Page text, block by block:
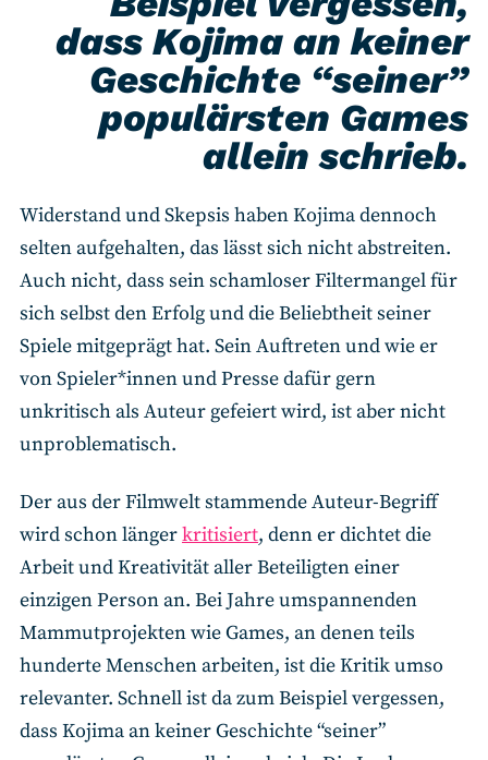
dass Kojima an keiner
Geschichte “seiner”
populärsten Games
allein schrieb.
Widerstand und Skepsis haben Kojima dennoch
selten aufgehalten, das lässt sich nicht abstreiten.
Auch nicht, dass sein schamloser Filtermangel für
sich selbst den Erfolg und die Beliebtheit seiner
Spiele mitgeprägt hat. Sein Auftreten und wie er
von Spieler*innen und Presse dafür gern
unkritisch als Auteur gefeiert wird, ist aber nicht
unproblematisch.
Der aus der Filmwelt stammende Auteur-Begriff
wird schon längerkritisiert, denn er dichtet die
Arbeit und Kreativität aller Beteiligten einer
einzigen Person an. Bei Jahre umspannenden
Mammutprojekten wie Games, an denen teils
hunderte Menschen arbeiten, ist die Kritik umso
relevanter. Schnell ist da zum Beispiel vergessen,
dass Kojima an keiner Geschichte “seiner”